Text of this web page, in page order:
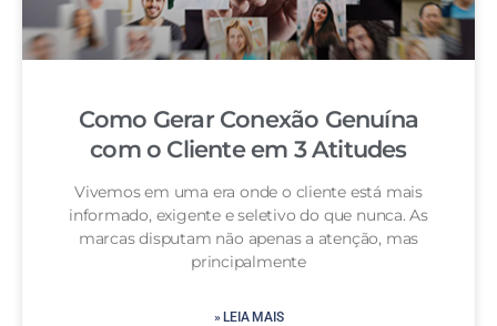
Como Gerar Conexão Genuína
com o Cliente em 3 Atitudes
Vivemos em uma era onde o cliente está mais
informado, exigente e seletivo do que nunca. As
marcas disputam não apenas a atenção, mas
principalmente
» LEIA MAIS